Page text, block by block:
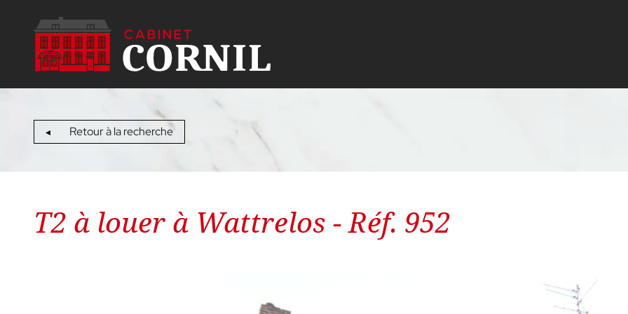
Retour à la recherche
T2 à louer à Wattrelos - Réf. 952